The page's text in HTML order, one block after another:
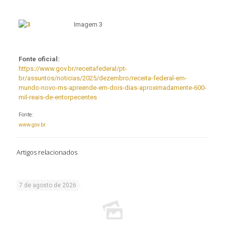
Imagem 3
Fonte oficial:
https://www.gov.br/receitafederal/pt-
br/assuntos/noticias/2025/dezembro/receita-federal-em-
mundo-novo-ms-apreende-em-dois-dias-aproximadamente-600-
mil-reais-de-entorpecentes
Fonte:
www.gov.br
Artigos relacionados
7 de agosto de 2026